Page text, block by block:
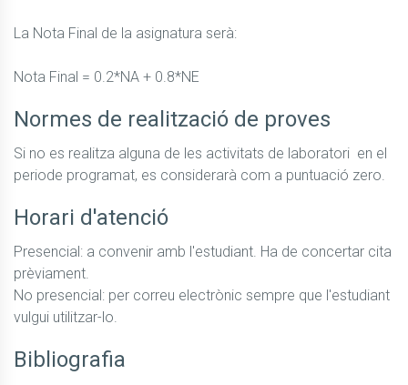
La Nota Final de la asignatura serà:
Nota Final = 0.2*NA + 0.8*NE
Normes de realització de proves
Si no es realitza alguna de les activitats de laboratori  en el
periode programat, es considerarà com a puntuació zero.
Horari d'atenció
Presencial: a convenir amb l'estudiant. Ha de concertar cita
prèviament.
No presencial: per correu electrònic sempre que l'estudiant
vulgui utilitzar-lo.
Bibliografia